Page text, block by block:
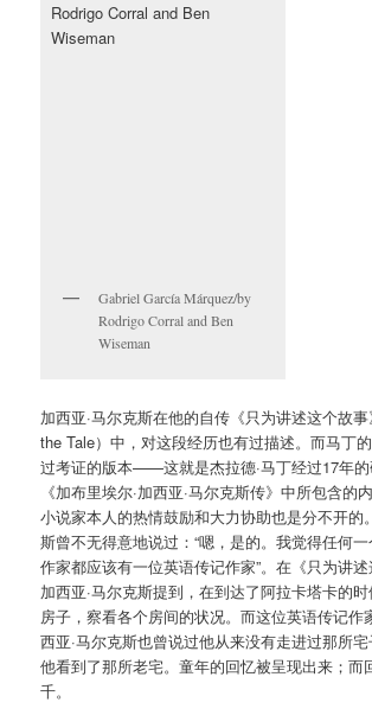
Gabriel García Márquez/by
Rodrigo Corral and Ben
Wiseman
加西亚·马尔克斯在他的自传《只为讲述这个故
the Tale）中，对这段经历也有过描述。而马丁
过考证的版本——这就是杰拉德·马丁经过17年
《加布里埃尔·加西亚·马尔克斯传》中所包含的
小说家本人的热情鼓励和大力协助也是分不开的
斯曾不无得意地说过：“嗯，是的。我觉得任何
作家都应该有一位英语传记作家”。在《只为讲述
加西亚·马尔克斯提到，在到达了阿拉卡塔卡的
房子，察看各个房间的状况。而这位英语传记作
西亚·马尔克斯也曾说过他从来没有走进过那所宅
他看到了那所老宅。童年的回忆被呈现出来；而
千。